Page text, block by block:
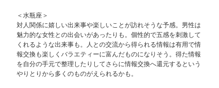
＜水瓶座＞
対人関係に嬉しい出来事や楽しいことが訪れそうな予感。男性は
魅力的な女性との出会いがあったりも。個性的で五感を刺激して
くれるような出来事も。人との交流から得られる情報は有用で情
報交換も楽しくバラエティーに富んだものになりそう。得た情報
を自分の手元で整理したりしてさらに情報交換へ還元するという
やりとりから多くのものがえられるかも。